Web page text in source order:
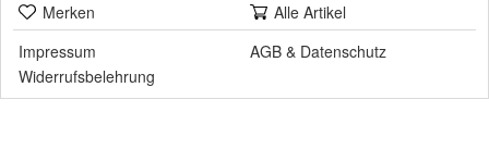
Merken
Alle Artikel
Impressum
AGB & Datenschutz
Widerrufsbelehrung